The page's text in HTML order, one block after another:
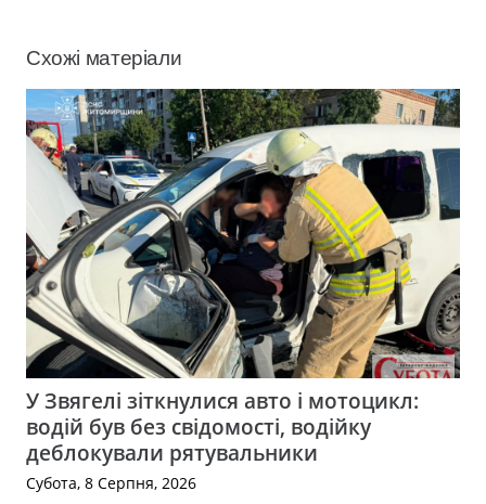
Схожі матеріали
У Звягелі зіткнулися авто і мотоцикл:
водій був без свідомості, водійку
деблокували рятувальники
Субота, 8 Серпня, 2026